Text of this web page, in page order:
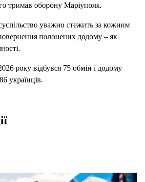
тримав оборону Маріуполя.
уважно стежить за кожним
полонених додому – як
року відбувся 75 обмін і додому
українців.